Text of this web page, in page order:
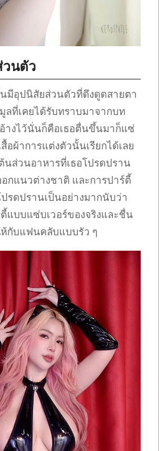
นตัว
นมีอุปนิสัยส่วนตัวที่ดึงดูดสายตา
ลที่เคยได้รับทราบมาจากบท
างไว้นั่นก็คือเธอตื่นขึ้นมาก็แซ่
อผ้าการแต่งตัวนั้นเรียกได้เลย
นส่วนอาหารที่เธอโปรดปราน
กแนวต่างชาติ และการปาร์ตี้
ปรดปรานเป็นอย่างมากนับว่า
แบบแซ่บเวอร์ของจริงและชื่น
กับแฟนคลับแบบรัว ๆ